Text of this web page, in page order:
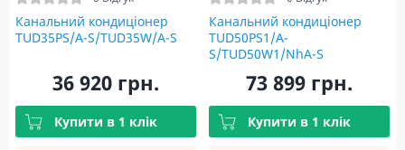
Канальний кондиціонер
TUD35PS/A-S/TUD35W/A-S
36 920 грн.
Купити в 1 клік
Канальний кондиціонер
TUD50PS1/A-
S/TUD50W1/NhA-S
73 899 грн.
Купити в 1 клік